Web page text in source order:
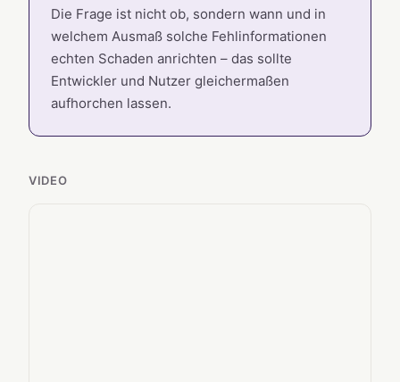
Die Frage ist nicht ob, sondern wann und in
welchem Ausmaß solche Fehlinformationen
echten Schaden anrichten – das sollte
Entwickler und Nutzer gleichermaßen
aufhorchen lassen.
VIDEO